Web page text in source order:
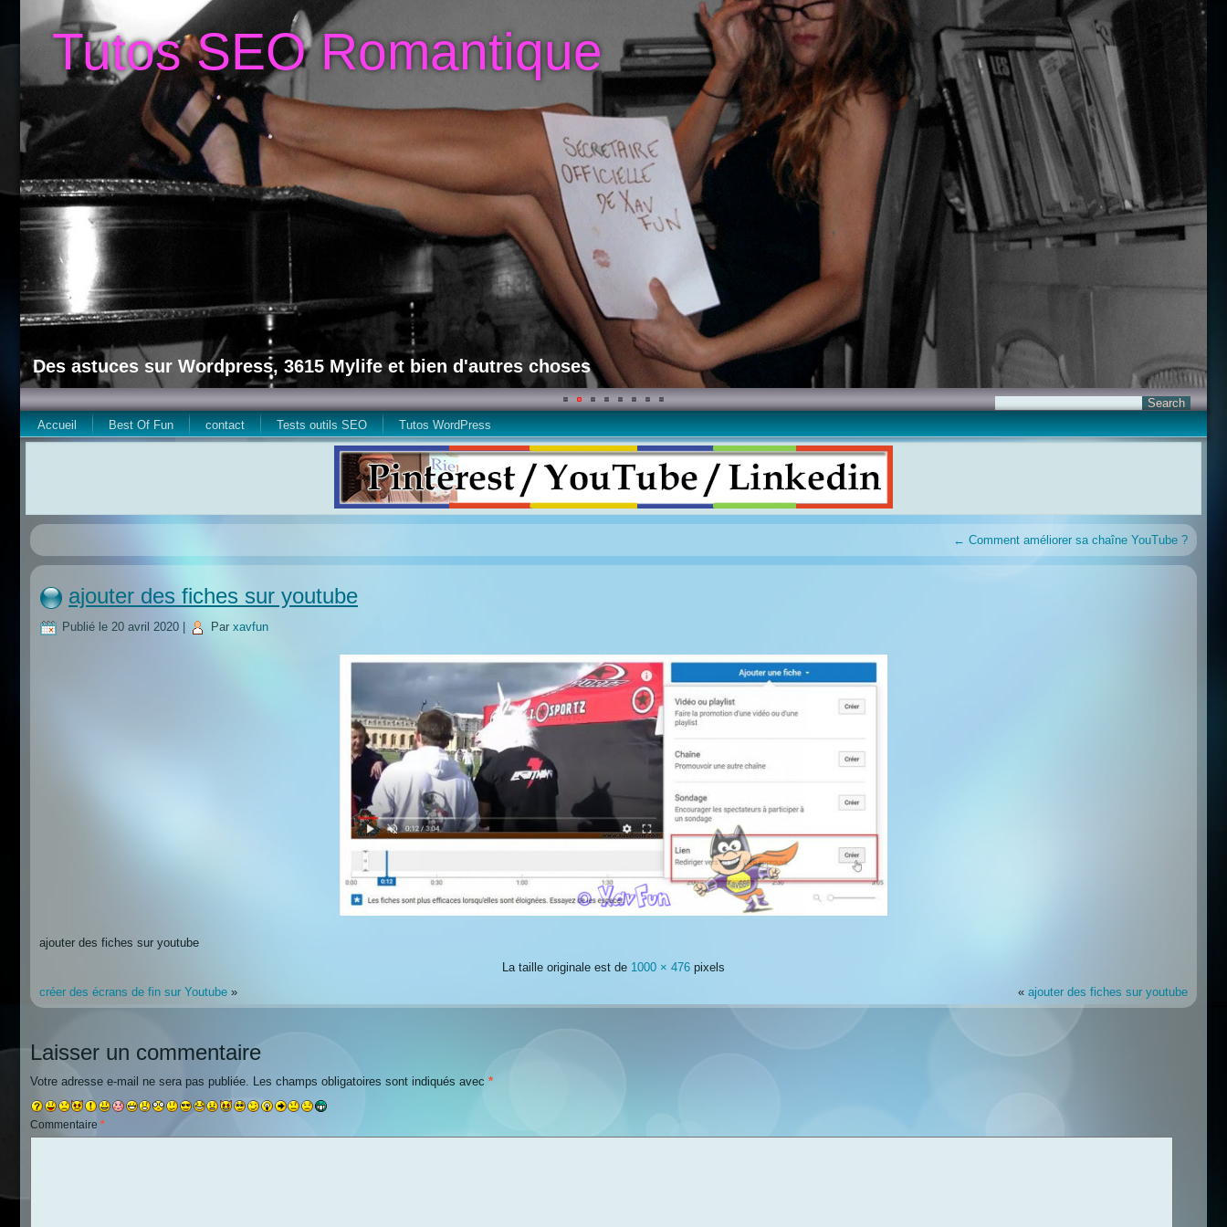
Tutos SEO Romantique
Des astuces sur Wordpress, 3615 Mylife et bien d'autres choses
Accueil Best Of Fun contact Tests outils SEO Tutos WordPress
← Comment améliorer sa chaîne YouTube ?
ajouter des fiches sur youtube
Publié le 20 avril 2020 Par xavfun
ajouter des fiches sur youtube
La taille originale est de 1000 × 476 pixels
créer des écrans de fin sur Youtube » « ajouter des fiches sur youtube
Laisser un commentaire
Votre adresse e-mail ne sera pas publiée. Les champs obligatoires sont indiqués avec *
Commentaire *